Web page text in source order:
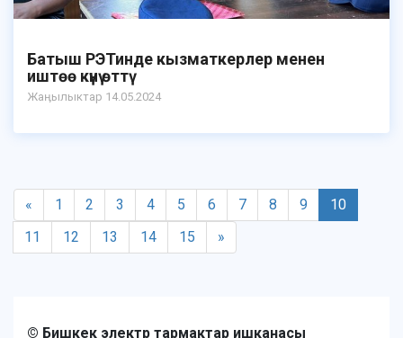
Батыш РЭТинде кызматкерлер менен
иштөө күнү өттү
Жаӊылыктар 14.05.2024
« 1 2 3 4 5 6 7 8 9
10
11
12 13 14 15 »
© Бишкек электр тармактар ишканасы